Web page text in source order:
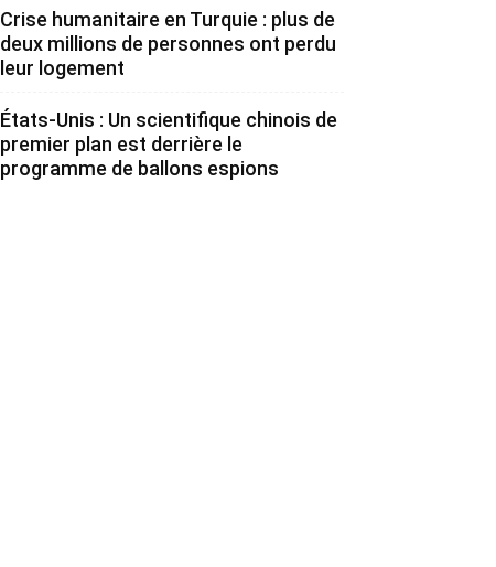
Crise humanitaire en Turquie : plus de
deux millions de personnes ont perdu
leur logement
États-Unis : Un scientifique chinois de
premier plan est derrière le
programme de ballons espions